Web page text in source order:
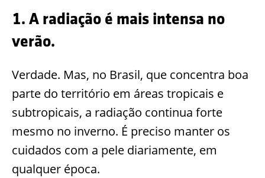
1. A radiação é mais intensa no
verão.
Verdade. Mas, no Brasil, que concentra boa
parte do território em áreas tropicais e
subtropicais, a radiação continua forte
mesmo no inverno. É preciso manter os
cuidados com a pele diariamente, em
qualquer época.